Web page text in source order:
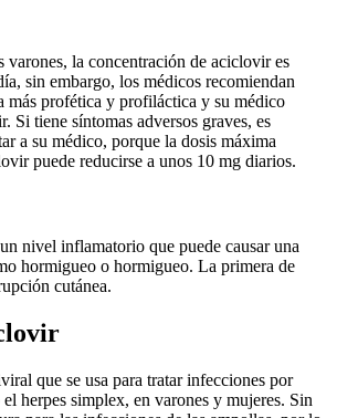
varones, la concentración de aciclovir es
sin embargo, los médicos recomiendan
más profética y profiláctica y su médico
Si tiene síntomas adversos graves, es
a su médico, porque la dosis máxima
puede reducirse a unos 10 mg diarios.
nivel inflamatorio que puede causar una
hormigueo o hormigueo. La primera de
cutánea.
que se usa para tratar infecciones por
herpes simplex, en varones y mujeres. Sin